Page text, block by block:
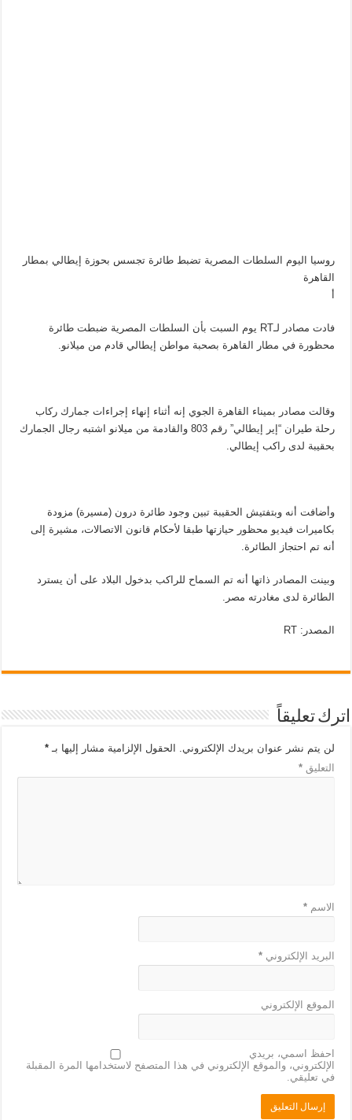
روسيا اليوم السلطات المصرية تضبط طائرة تجسس بحوزة إيطالي بمطار
القاهرة
أ
فادت مصادر لـRT يوم السبت بأن السلطات المصرية ضبطت طائرة
محظورة في مطار القاهرة بصحبة مواطن إيطالي قادم من ميلانو.
وقالت مصادر بميناء القاهرة الجوي إنه أثناء إنهاء إجراءات جمارك ركاب
رحلة طيران “إير إيطالي” رقم 803 والقادمة من ميلانو اشتبه رجال الجمارك
بحقيبة لدى راكب إيطالي.
وأضافت أنه وبتفتيش الحقيبة تبين وجود طائرة درون (مسيرة) مزودة
بكاميرات فيديو محظور حيازتها طبقا لأحكام قانون الاتصالات، مشيرة إلى
أنه تم احتجاز الطائرة.
وبينت المصادر ذاتها أنه تم السماح للراكب بدخول البلاد على أن يسترد
الطائرة لدى مغادرته مصر.
المصدر: RT
اترك تعليقاً
لن يتم نشر عنوان بريدك الإلكتروني. الحقول الإلزامية مشار إليها بـ*
التعليق*
الاسم*
البريد الإلكتروني*
الموقع الإلكتروني
احفظ اسمي، بريدي
الإلكتروني، والموقع الإلكتروني في هذا المتصفح لاستخدامها المرة المقبلة
في تعليقي.